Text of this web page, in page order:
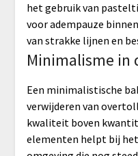
het gebruik van
voor adempauze
van strakke lijnen en
Minimalisme in
Een minimalistische
verwijderen van
kwaliteit boven
elementen helpt bij